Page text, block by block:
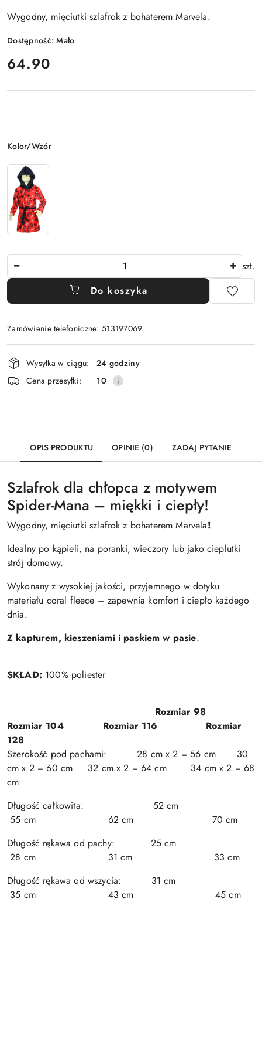
Wygodny, mięciutki szlafrok z bohaterem Marvela.
Dostępność:Mało
cena:
64.90
Wariant
Kolor/Wzór
szt.
Do koszyka
Zamówienie telefoniczne: 513197069
Dostępność
i
dostawa
Wysyłka w ciągu:
24 godziny
Cena przesyłki:
10
OPIS PRODUKTU OPINIE (0) ZADAJ PYTANIE
Szlafrok dla chłopca z motywem
Spider-Mana – miękki i ciepły!
Wygodny, mięciutki szlafrok z bohaterem Marvela!
Idealny po kąpieli, na poranki, wieczory lub jako cieplutki
strój domowy.
Wykonany z wysokiej jakości, przyjemnego w dotyku
materiału coral fleece – zapewnia komfort i ciepło każdego
dnia.
Z kapturem, kieszeniami i paskiem w pasie.
SKŁAD: 100% poliester
Rozmiar 98
Rozmiar 104 Rozmiar 116 Rozmiar
128
Szerokość pod pachami: 28 cm x 2 = 56 cm 30
cm x 2 = 60 cm 32 cm x 2 = 64 cm 34 cm x 2 = 68
cm
Długość całkowita: 52 cm
55 cm 62 cm 70 cm
Długość rękawa od pachy: 25 cm
28 cm 31 cm 33 cm
Długość rękawa od wszycia: 31 cm
35 cm 43 cm 45 cm